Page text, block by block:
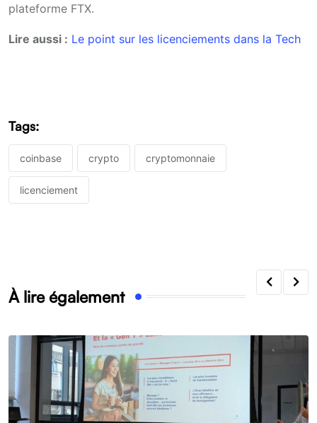
plateforme FTX.
Lire aussi : Le point sur les licenciements dans la Tech
Tags:
coinbase crypto cryptomonnaie
licenciement
À lire également